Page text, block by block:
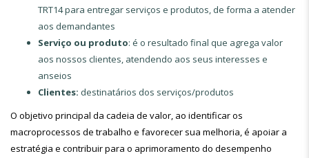
TRT14 para entregar serviços e produtos, de forma a atender
aos demandantes
Serviço ou produto: é o resultado final que agrega valor
aos nossos clientes, atendendo aos seus interesses e
anseios
Clientes: destinatários dos serviços/produtos
O objetivo principal da cadeia de valor, ao identificar os
macroprocessos de trabalho e favorecer sua melhoria, é apoiar a
estratégia e contribuir para o aprimoramento do desempenho